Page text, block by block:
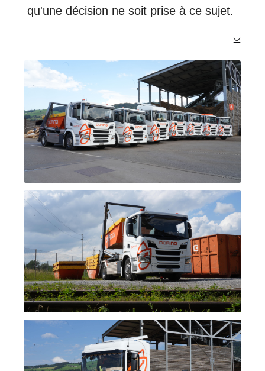
qu'une décision ne soit prise à ce sujet.